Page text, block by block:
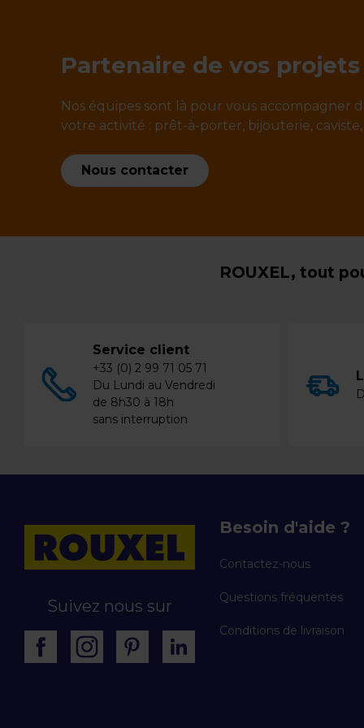
Partenaire de vos projets
Nos équipes sont là pour vous accompagner
votre activité : prêt-à-porter, bijouterie, caviste,
Nous contacter
ROUXEL, tout
Service client
+33 (0) 2 99 71 05 71
Du Lundi au Vendredi
de 8h30 à 18h
sans interruption
Suivez nous sur
Besoin d'aide ?
Contactez-nous
Questions fréquentes
Conditions de livraison